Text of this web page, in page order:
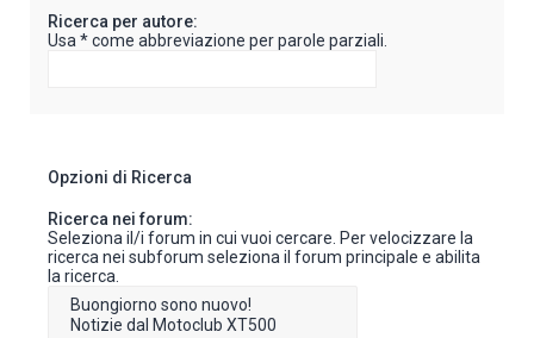
Ricerca per autore:
Usa * come abbreviazione per parole parziali.
Opzioni di Ricerca
Ricerca nei forum:
Seleziona il/i forum in cui vuoi cercare. Per velocizzare la
ricerca nei subforum seleziona il forum principale e abilita
la ricerca.